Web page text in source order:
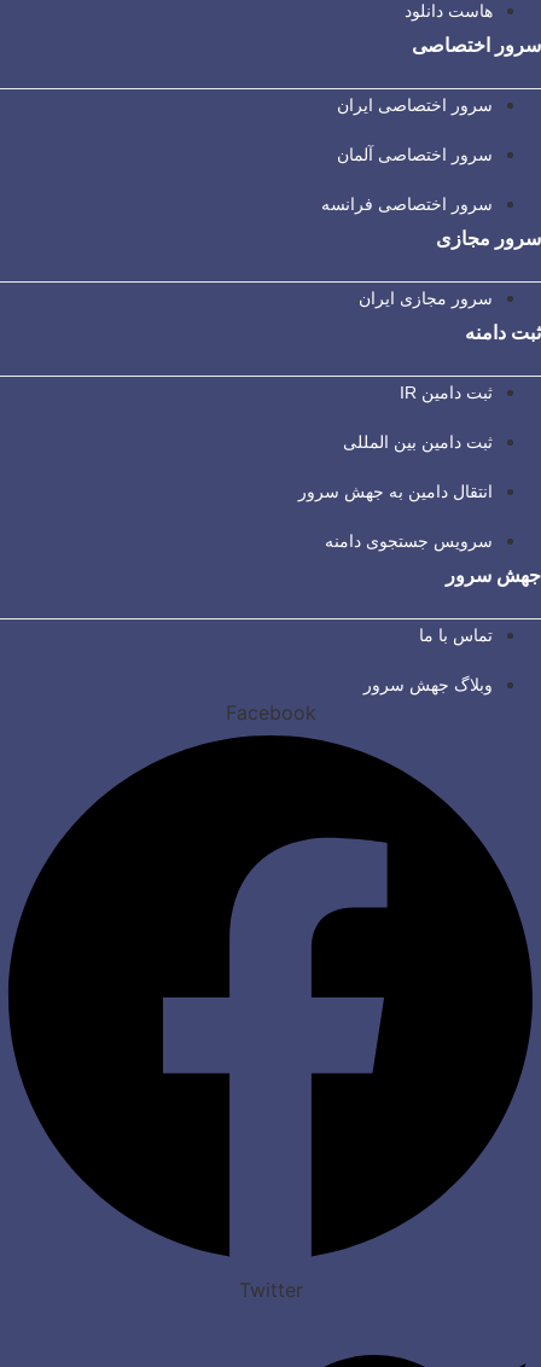
هاست دانلود
سرور اختصاصی
سرور اختصاصی ایران
سرور اختصاصی آلمان
سرور اختصاصی فرانسه
سرور مجازی
سرور مجازی ایران
ثبت دامنه
ثبت دامین IR
ثبت دامین بین المللی
انتقال دامین به جهش سرور
سرویس جستجوی دامنه
جهش سرور
تماس با ما
وبلاگ جهش سرور
Facebook
Twitter